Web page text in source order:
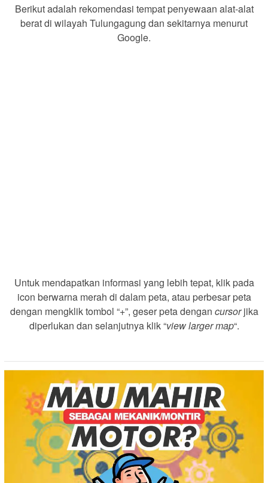
Berikut adalah rekomendasi tempat penyewaan alat-alat
berat di wilayah Tulungagung dan sekitarnya menurut
Google.
Untuk mendapatkan informasi yang lebih tepat, klik pada
icon berwarna merah di dalam peta, atau perbesar peta
dengan mengklik tombol “+”, geser peta dengan cursorjika
diperlukan dan selanjutnya klik “view larger map“.